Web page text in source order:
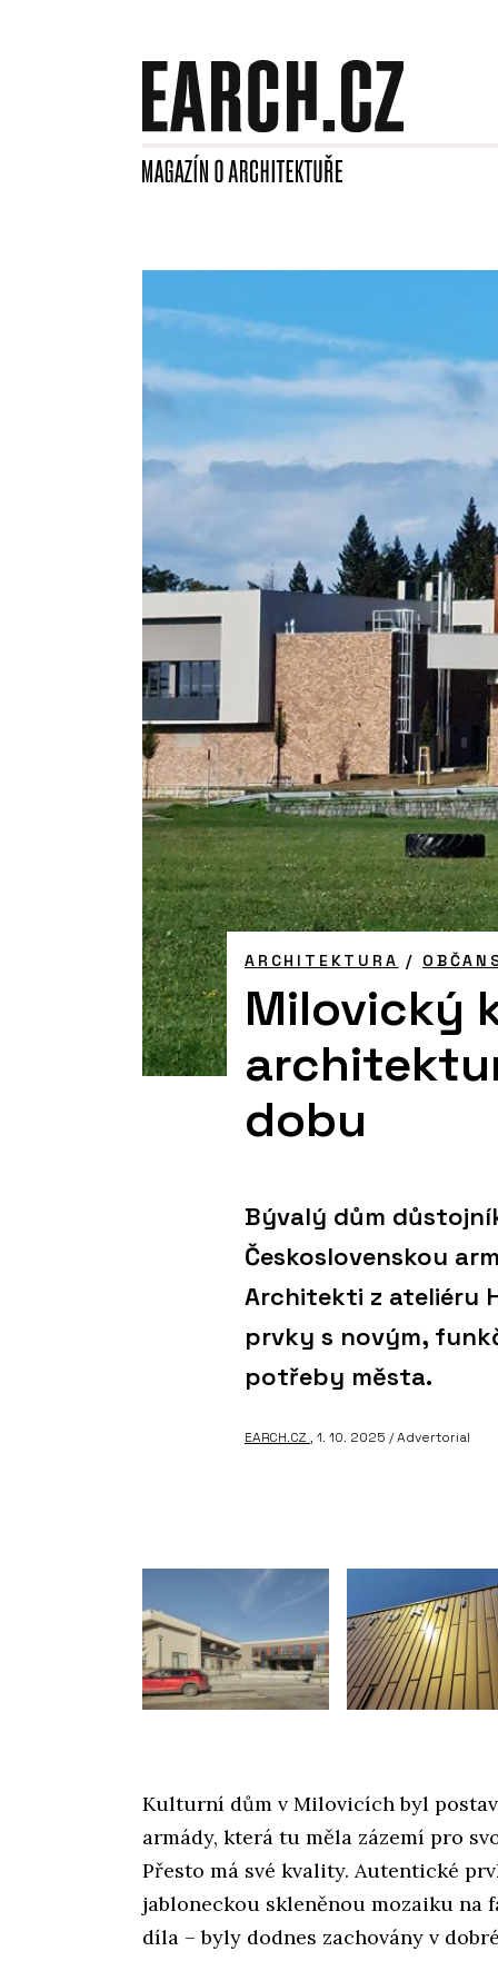
ARCHITEKTURA /
Milovický
dobu
Bývalý dům
Československou
Architekti z ateliéru
prvky s novým,
potřeby města.
EARCH.CZ , 1. 10. 2025 / Advertorial
Kulturní dům v Milovicích byl
armády, která tu měla zázemí pro
Přesto má své kvality. Autentické
jabloneckou skleněnou mozaiku na
díla – byly dodnes zachovány v